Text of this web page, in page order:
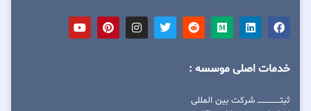
خدمات اصلی موسسه :
ثبتــــــــــــــــ شرکت بین المللی